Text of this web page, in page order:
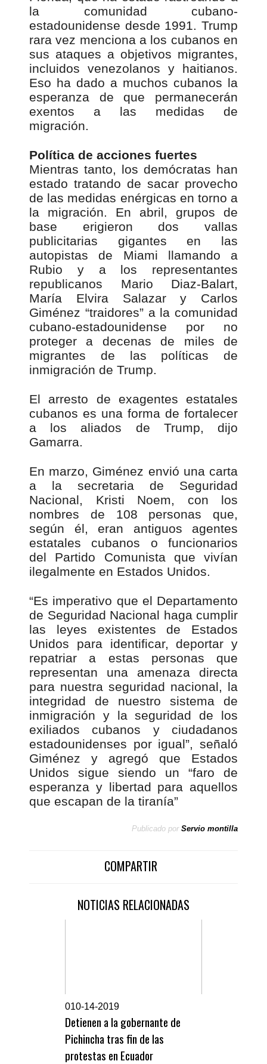
la comunidad cubano-
estadounidense desde 1991. Trump
rara vez menciona a los cubanos en
sus ataques a objetivos migrantes,
incluidos venezolanos y haitianos.
Eso ha dado a muchos cubanos la
esperanza de que permanecerán
exentos a las medidas de
migración.
Política de acciones fuertes
Mientras tanto, los demócratas han
estado tratando de sacar provecho
de las medidas enérgicas en torno a
la migración. En abril, grupos de
base erigieron dos vallas
publicitarias gigantes en las
autopistas de Miami llamando a
Rubio y a los representantes
republicanos Mario Diaz-Balart,
María Elvira Salazar y Carlos
Giménez “traidores” a la comunidad
cubano-estadounidense por no
proteger a decenas de miles de
migrantes de las políticas de
inmigración de Trump.
El arresto de exagentes estatales
cubanos es una forma de fortalecer
a los aliados de Trump, dijo
Gamarra.
En marzo, Giménez envió una carta
a la secretaria de Seguridad
Nacional, Kristi Noem, con los
nombres de 108 personas que,
según él, eran antiguos agentes
estatales cubanos o funcionarios
del Partido Comunista que vivían
ilegalmente en Estados Unidos.
“Es imperativo que el Departamento
de Seguridad Nacional haga cumplir
las leyes existentes de Estados
Unidos para identificar, deportar y
repatriar a estas personas que
representan una amenaza directa
para nuestra seguridad nacional, la
integridad de nuestro sistema de
inmigración y la seguridad de los
exiliados cubanos y ciudadanos
estadounidenses por igual”, señaló
Giménez y agregó que Estados
Unidos sigue siendo un “faro de
esperanza y libertad para aquellos
que escapan de la tiranía”
Publicado por Servio montilla
COMPARTIR
NOTICIAS RELACIONADAS
010-14-2019
Detienen a la gobernante de
Pichincha tras fin de las
protestas en Ecuador